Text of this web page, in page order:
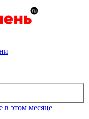
в этом месяце